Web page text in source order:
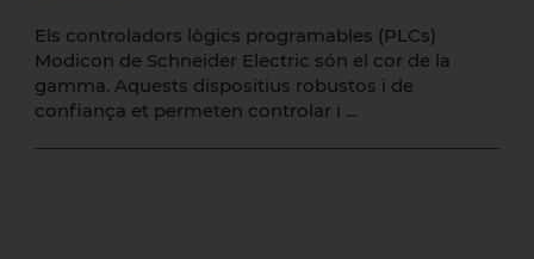
Els controladors lògics programables (PLCs)
Modicon de Schneider Electric són el cor de la
gamma. Aquests dispositius robustos i de
confiança et permeten controlar i ...